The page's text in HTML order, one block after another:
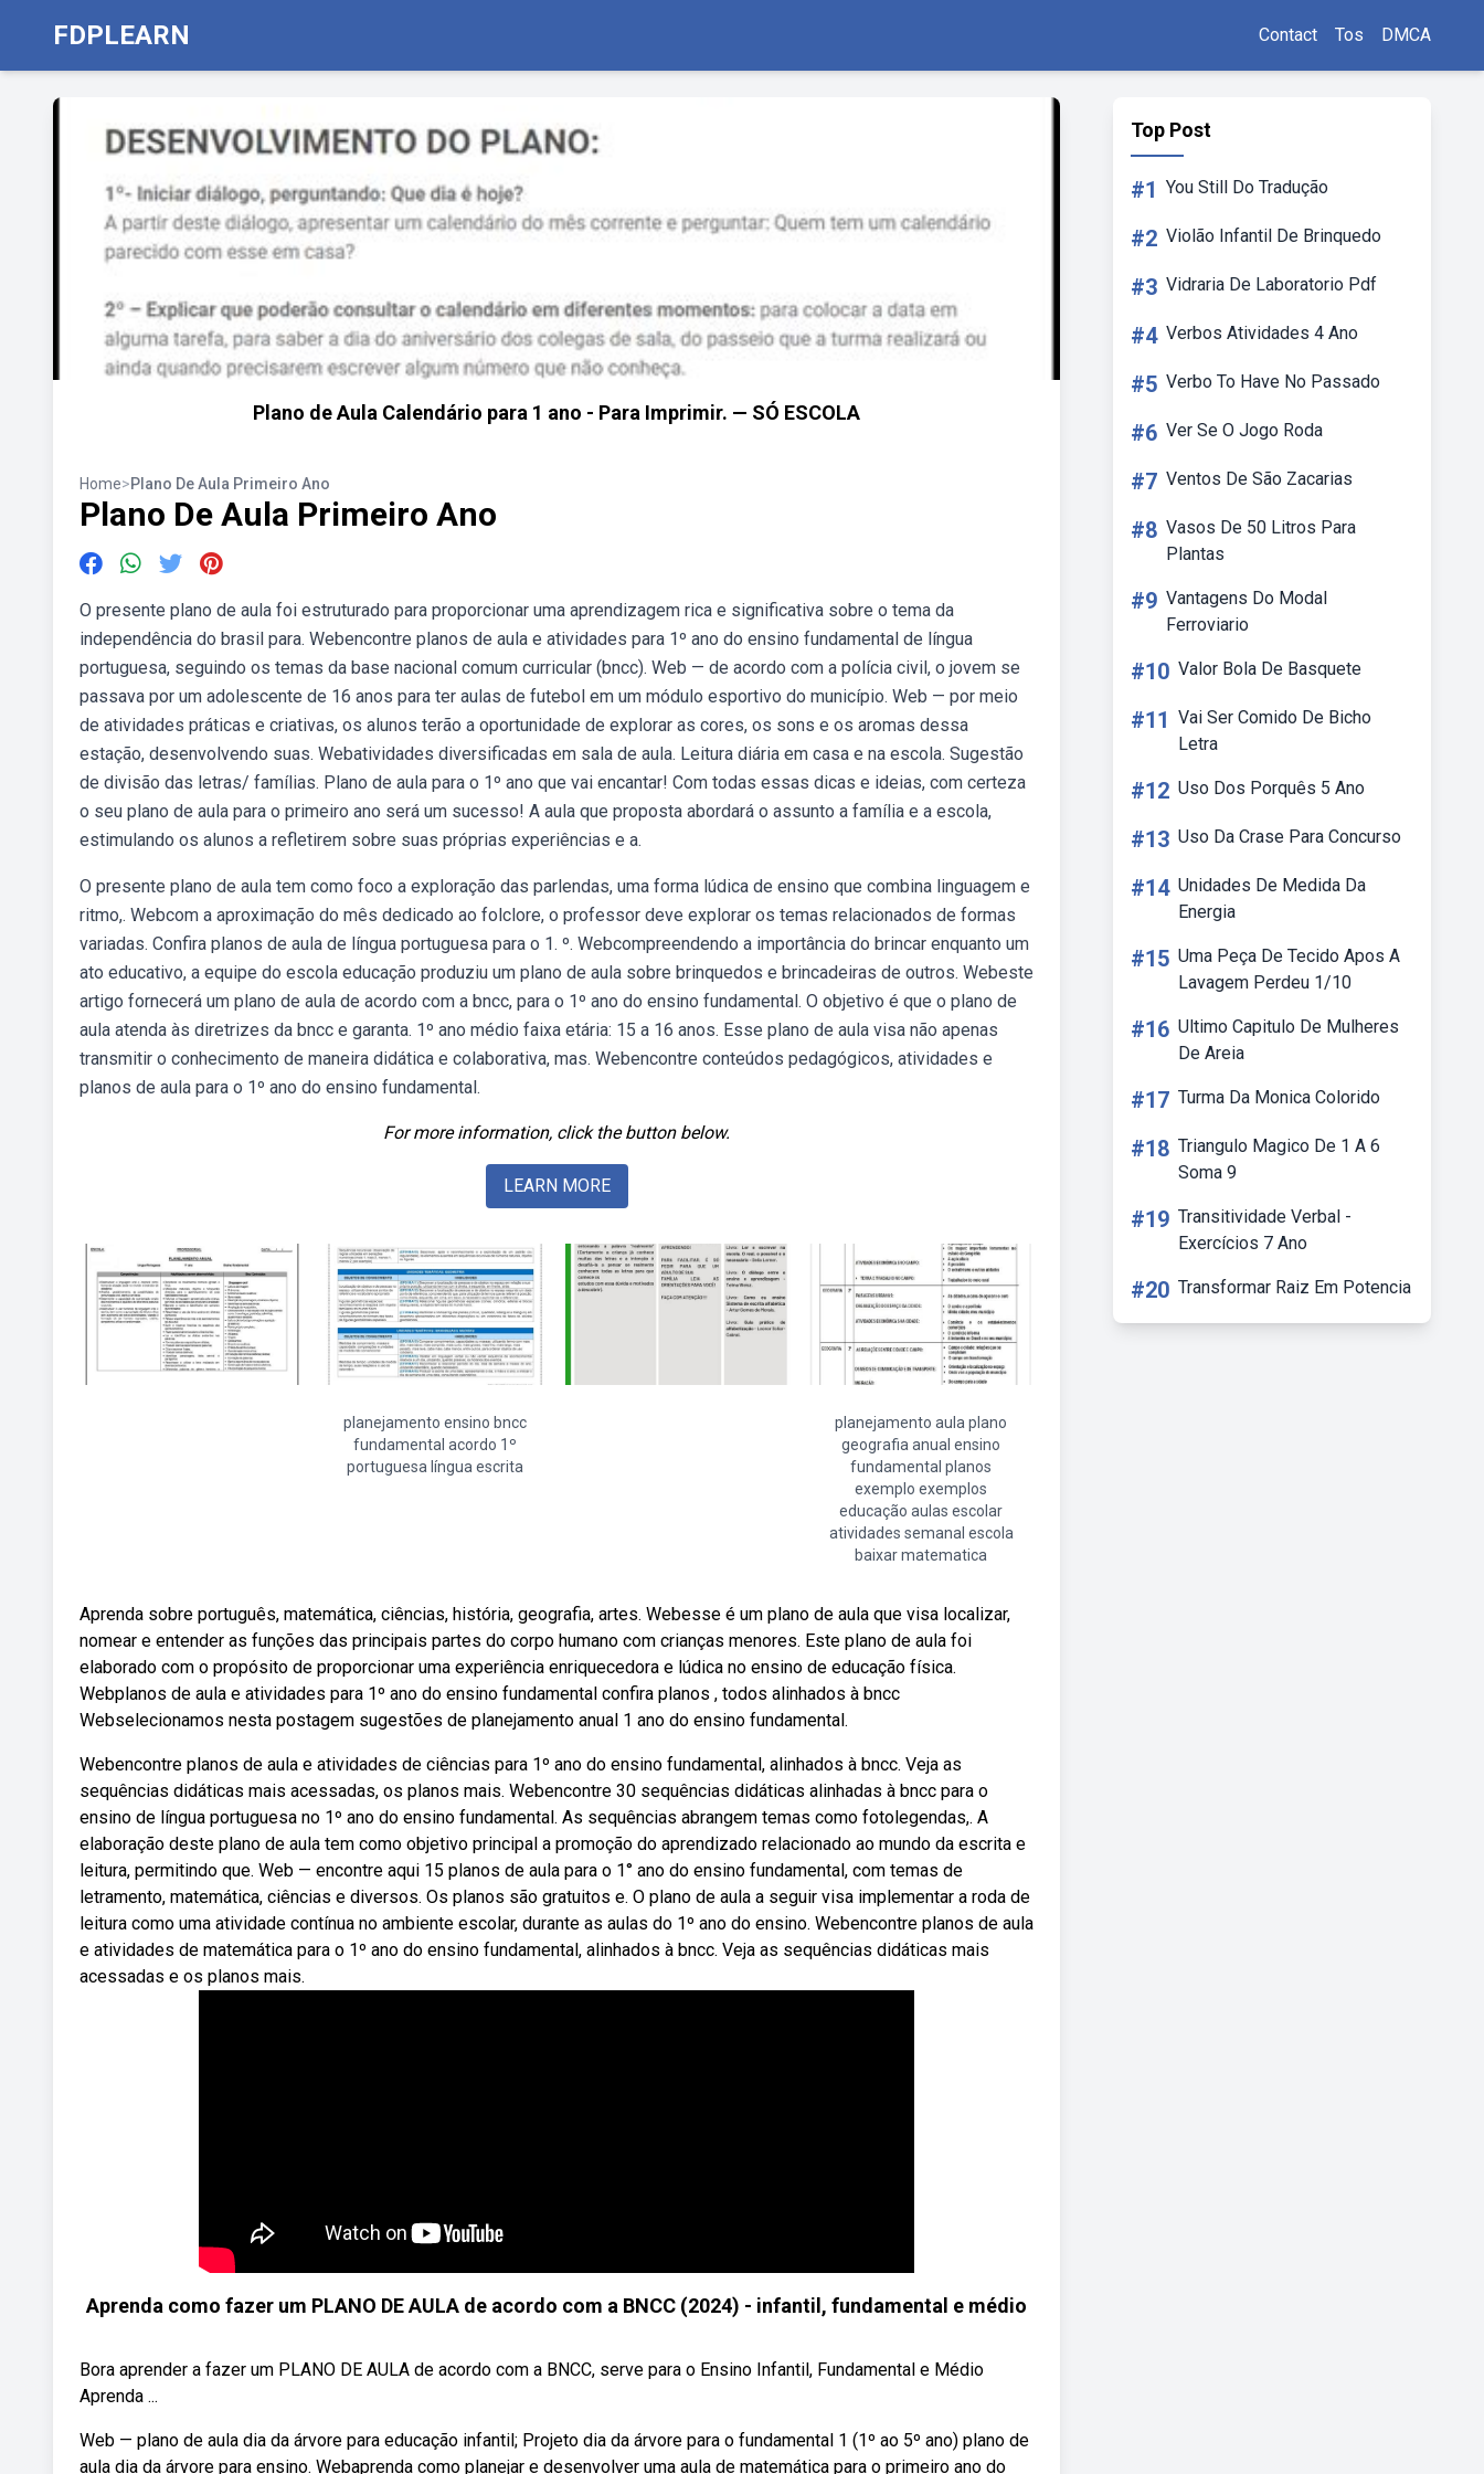
FDPLEARN Contact Tos DMCA
Plano de Aula Calendário para 1 ano - Para Imprimir. — SÓ ESCOLA
Home>Plano De Aula Primeiro Ano
Plano De Aula Primeiro Ano
O presente plano de aula foi estruturado para proporcionar uma aprendizagem rica e significativa sobre o tema da
independência do brasil para. Webencontre planos de aula e atividades para 1º ano do ensino fundamental de língua
portuguesa, seguindo os temas da base nacional comum curricular (bncc). Web — de acordo com a polícia civil, o jovem se
passava por um adolescente de 16 anos para ter aulas de futebol em um módulo esportivo do município. Web — por meio
de atividades práticas e criativas, os alunos terão a oportunidade de explorar as cores, os sons e os aromas dessa
estação, desenvolvendo suas. Webatividades diversificadas em sala de aula. Leitura diária em casa e na escola. Sugestão
de divisão das letras/ famílias. Plano de aula para o 1º ano que vai encantar! Com todas essas dicas e ideias, com certeza
o seu plano de aula para o primeiro ano será um sucesso! A aula que proposta abordará o assunto a família e a escola,
estimulando os alunos a refletirem sobre suas próprias experiências e a.
O presente plano de aula tem como foco a exploração das parlendas, uma forma lúdica de ensino que combina linguagem e
ritmo,. Webcom a aproximação do mês dedicado ao folclore, o professor deve explorar os temas relacionados de formas
variadas. Confira planos de aula de língua portuguesa para o 1. º. Webcompreendendo a importância do brincar enquanto um
ato educativo, a equipe do escola educação produziu um plano de aula sobre brinquedos e brincadeiras de outros. Webeste
artigo fornecerá um plano de aula de acordo com a bncc, para o 1º ano do ensino fundamental. O objetivo é que o plano de
aula atenda às diretrizes da bncc e garanta. 1º ano médio faixa etária: 15 a 16 anos. Esse plano de aula visa não apenas
transmitir o conhecimento de maneira didática e colaborativa, mas. Webencontre conteúdos pedagógicos, atividades e
planos de aula para o 1º ano do ensino fundamental.
For more information, click the button below.
LEARN MORE
planejamento ensino bncc
fundamental acordo 1º
portuguesa língua escrita
planejamento aula plano
geografia anual ensino
fundamental planos
exemplo exemplos
educação aulas escolar
atividades semanal escola
baixar matematica
Aprenda sobre português, matemática, ciências, história, geografia, artes. Webesse é um plano de aula que visa localizar,
nomear e entender as funções das principais partes do corpo humano com crianças menores. Este plano de aula foi
elaborado com o propósito de proporcionar uma experiência enriquecedora e lúdica no ensino de educação física.
Webplanos de aula e atividades para 1º ano do ensino fundamental confira planos , todos alinhados à bncc
Webselecionamos nesta postagem sugestões de planejamento anual 1 ano do ensino fundamental.
Webencontre planos de aula e atividades de ciências para 1º ano do ensino fundamental, alinhados à bncc. Veja as
sequências didáticas mais acessadas, os planos mais. Webencontre 30 sequências didáticas alinhadas à bncc para o
ensino de língua portuguesa no 1º ano do ensino fundamental. As sequências abrangem temas como fotolegendas,. A
elaboração deste plano de aula tem como objetivo principal a promoção do aprendizado relacionado ao mundo da escrita e
leitura, permitindo que. Web — encontre aqui 15 planos de aula para o 1° ano do ensino fundamental, com temas de
letramento, matemática, ciências e diversos. Os planos são gratuitos e. O plano de aula a seguir visa implementar a roda de
leitura como uma atividade contínua no ambiente escolar, durante as aulas do 1º ano do ensino. Webencontre planos de aula
e atividades de matemática para o 1º ano do ensino fundamental, alinhados à bncc. Veja as sequências didáticas mais
acessadas e os planos mais.
Aprenda como fazer um PLANO DE AULA de acordo com a BNCC (2024) - infantil, fundamental e médio
Bora aprender a fazer um PLANO DE AULA de acordo com a BNCC, serve para o Ensino Infantil, Fundamental e Médio
Aprenda ...
Web — plano de aula dia da árvore para educação infantil; Projeto dia da árvore para o fundamental 1 (1º ao 5º ano) plano de
aula dia da árvore para ensino. Webaprenda como planejar e desenvolver uma aula de matemática para o primeiro ano do
Top Post
#1 You Still Do Tradução
#2 Violão Infantil De Brinquedo
#3 Vidraria De Laboratorio Pdf
#4 Verbos Atividades 4 Ano
#5 Verbo To Have No Passado
#6 Ver Se O Jogo Roda
#7 Ventos De São Zacarias
#8 Vasos De 50 Litros Para
Plantas
#9 Vantagens Do Modal
Ferroviario
#10 Valor Bola De Basquete
#11 Vai Ser Comido De Bicho
Letra
#12 Uso Dos Porquês 5 Ano
#13 Uso Da Crase Para Concurso
#14 Unidades De Medida Da
Energia
#15 Uma Peça De Tecido Apos A
Lavagem Perdeu 1/10
#16 Ultimo Capitulo De Mulheres
De Areia
#17 Turma Da Monica Colorido
#18 Triangulo Magico De 1 A 6
Soma 9
#19 Transitividade Verbal -
Exercícios 7 Ano
#20 Transformar Raiz Em Potencia